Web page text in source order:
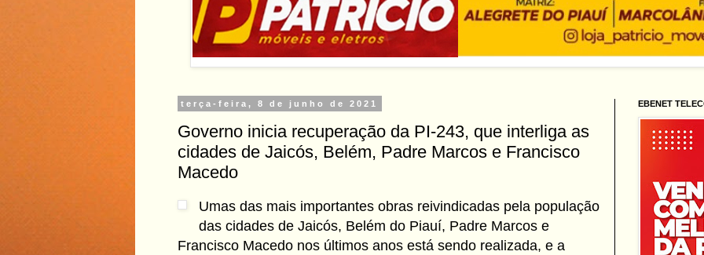
terça-feira, 8 de junho de 2021
Governo inicia recuperação da PI-243, que interliga as
cidades de Jaicós, Belém, Padre Marcos e Francisco
Macedo
Umas das mais importantes obras reivindicadas pela população
das cidades de Jaicós, Belém do Piauí, Padre Marcos e
Francisco Macedo nos últimos anos está sendo realizada, e a
EBENET